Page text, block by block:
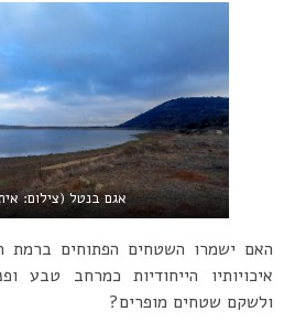
אגם בנטל (צילום:
האם ישמרו השטחים הפתוחים ברמת
איכויותיו הייחודיות כמרחב טבע
ולשקם שטחים מופרים?